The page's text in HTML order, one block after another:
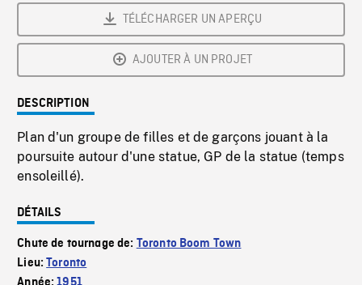
TÉLÉCHARGER UN APERÇU
AJOUTER À UN PROJET
DESCRIPTION
Plan d'un groupe de filles et de garçons jouant à la
poursuite autour d'une statue, GP de la statue (temps
ensoleillé).
DÉTAILS
Chute de tournage de: Toronto Boom Town
Lieu:Toronto